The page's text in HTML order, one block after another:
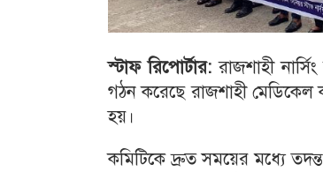
স্টাফ রিপোর্টার: রাজশাহী
গঠন করেছে রাজশাহী
হয়।
কমিটিকে দ্রুত সময়ের মধ্যে